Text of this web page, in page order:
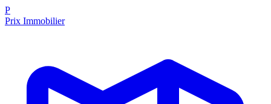
P
Prix Immobilier